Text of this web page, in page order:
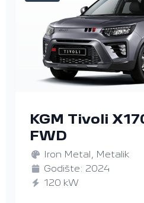
KGM Tivoli
FWD
Iron Metal, Metalik
Godište: 2024
120 kW